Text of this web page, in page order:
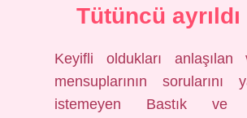
Tütüncü ayrıldı
Keyifli oldukları anlaşılan
mensuplarının sorularını
istemeyen Bastık ve